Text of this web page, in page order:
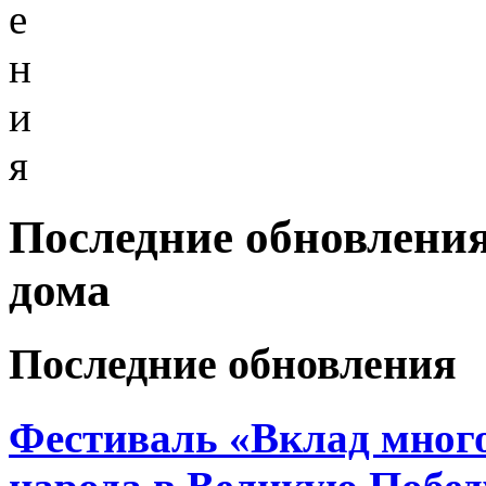
е
н
и
я
Последние
дома
Последние обновления
Фестиваль «Вклад